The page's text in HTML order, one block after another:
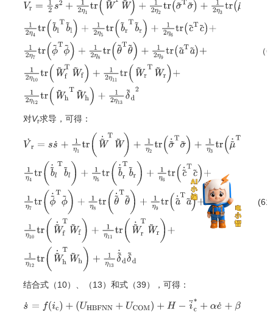
Vr=1 s2 + 12 η1tr(W~T W~) +1 2η2tr(σ~T σ~)+1 +
（
对Vr求导，可得：
V˙ r= s˙ + η1 tr(W~˙ TW~ + 1η 2tr(σ~˙ T ~)+1η3tr(μ~˙Tμ 1η
结合式（10）、（13）和式（39），可得：